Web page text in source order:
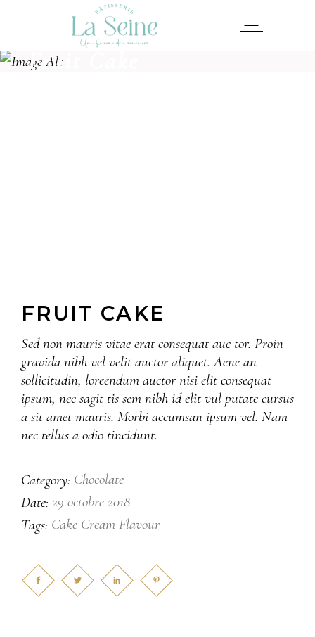
Fruit Cake
FRUIT CAKE
Sed non mauris vitae erat consequat auc tor. Proin
gravida nibh vel velit auctor aliquet. Aene an
sollicitudin, loreendum auctor nisi elit consequat
ipsum, nec sagit tis sem nibh id elit vul putate cursus
a sit amet mauris. Morbi accumsan ipsum vel. Nam
nec tellus a odio tincidunt.
Category: Chocolate
Date: 29 octobre 2018
Tags: Cake Cream Flavour